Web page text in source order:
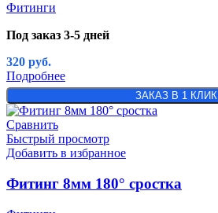
Фитинги
Под заказ 3-5 дней
320 руб.
Подробнее
ЗАКАЗ В 1 КЛИК
Сравнить
Быстрый просмотр
Добавить в избранное
Фитинг 8мм 180° сростка